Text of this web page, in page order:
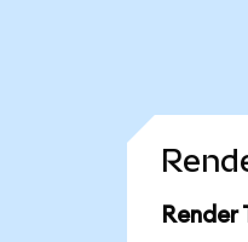
Render